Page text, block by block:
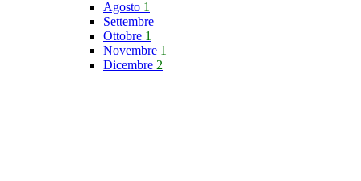
Agosto 1
Settembre
Ottobre 1
Novembre 1
Dicembre 2